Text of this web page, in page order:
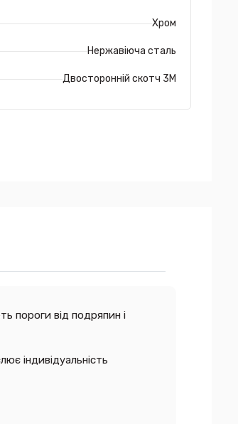
Хром
Нержавіюча сталь
Двосторонній скотч 3М
пороги від подряпин і
індивідуальність